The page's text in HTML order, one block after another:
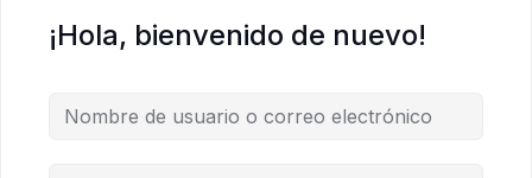
¡Hola, bienvenido de nuevo!